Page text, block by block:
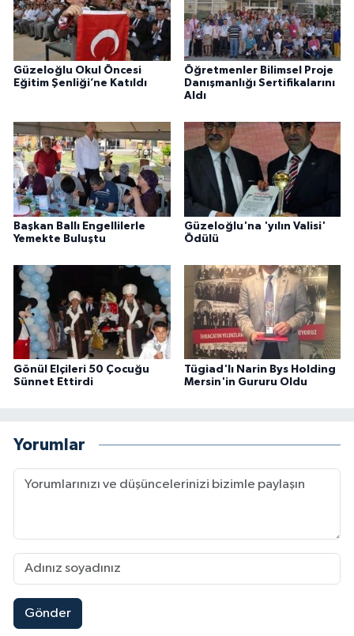
Güzeloğlu Okul Öncesi
Eğitim Şenliği’ne Katıldı
Öğretmenler Bilimsel Proje
Danışmanlığı Sertifikalarını
Aldı
Başkan Ballı Engellilerle
Yemekte Buluştu
Güzeloğlu'na 'yılın Valisi'
Ödülü
Gönül Elçileri 50 Çocuğu
Sünnet Ettirdi
Tügiad'lı Narin Bys Holding
Mersin'in Gururu Oldu
Yorumlar
Gönder